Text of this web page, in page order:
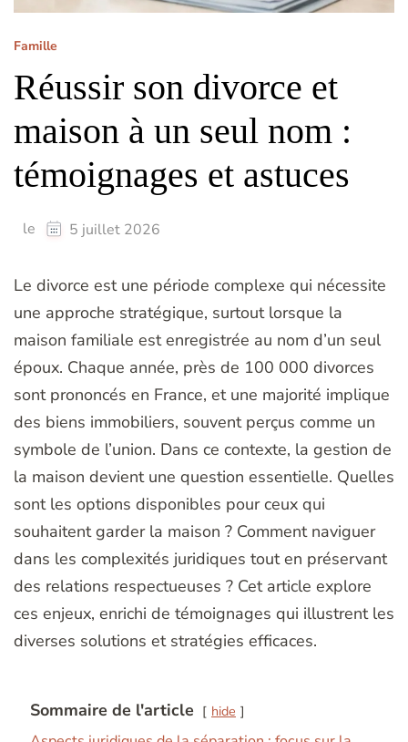
Famille
Réussir son divorce et
maison à un seul nom :
témoignages et astuces
le 5 juillet 2026
Le divorce est une période complexe qui nécessite
une approche stratégique, surtout lorsque la
maison familiale est enregistrée au nom d’un seul
époux. Chaque année, près de 100 000 divorces
sont prononcés en France, et une majorité implique
des biens immobiliers, souvent perçus comme un
symbole de l’union. Dans ce contexte, la gestion de
la maison devient une question essentielle. Quelles
sont les options disponibles pour ceux qui
souhaitent garder la maison ? Comment naviguer
dans les complexités juridiques tout en préservant
des relations respectueuses ? Cet article explore
ces enjeux, enrichi de témoignages qui illustrent les
diverses solutions et stratégies efficaces.
Sommaire de l'article hide